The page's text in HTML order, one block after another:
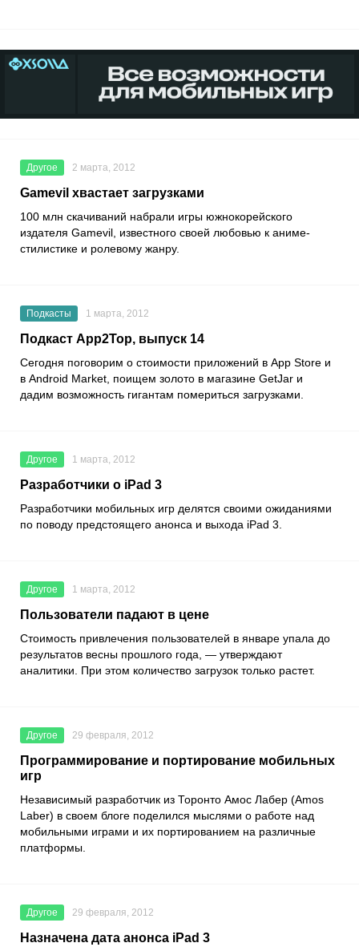
Другое 2 марта, 2012
Gamevil хвастает загрузками
100 млн скачиваний набрали игры южнокорейского
издателя Gamevil, известного своей любовью к аниме-
стилистике и ролевому жанру.
Подкасты 1 марта, 2012
Подкаст App2Top, выпуск 14
Сегодня поговорим о стоимости приложений в App Store и
в Android Market, поищем золото в магазине GetJar и
дадим возможность гигантам помериться загрузками.
Другое 1 марта, 2012
Разработчики о iPad 3
Разработчики мобильных игр делятся своими ожиданиями
по поводу предстоящего анонса и выхода iPad 3.
Другое 1 марта, 2012
Пользователи падают в цене
Стоимость привлечения пользователей в январе упала до
результатов весны прошлого года, — утверждают
аналитики. При этом количество загрузок только растет.
Другое 29 февраля, 2012
Программирование и портирование мобильных
игр
Независимый разработчик из Торонто Амос Лабер (Amos
Laber) в своем блоге поделился мыслями о работе над
мобильными играми и их портированием на различные
платформы.
Другое 29 февраля, 2012
Назначена дата анонса iPad 3